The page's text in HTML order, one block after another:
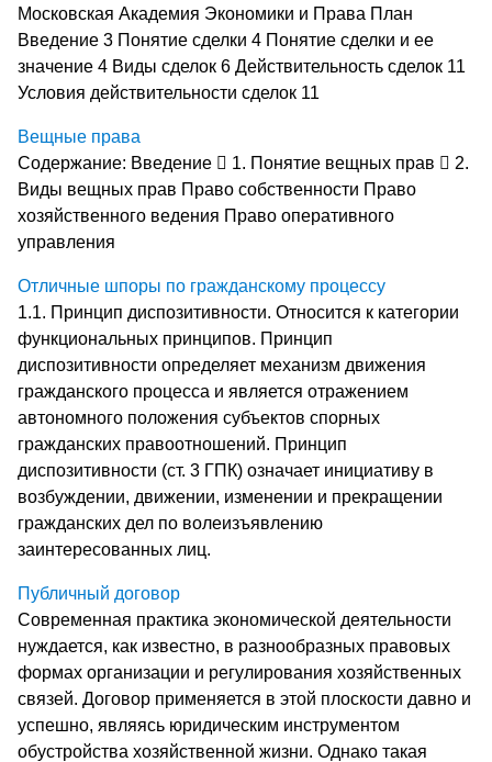
Московская Академия Экономики и Права План
Введение 3 Понятие сделки 4 Понятие сделки и ее
значение 4 Виды сделок 6 Действительность сделок 11
Условия действительности сделок 11
Вещные права
Содержание: Введение  1. Понятие вещных прав  2.
Виды вещных прав Право собственности Право
хозяйственного ведения Право оперативного
управления
Отличные шпоры по гражданскому процессу
1.1. Принцип диспозитивности. Относится к категории
функциональных принципов. Принцип
диспозитивности определяет механизм движения
гражданского процесса и является отражением
автономного положения субъектов спорных
гражданских правоотношений. Принцип
диспозитивности (ст. 3 ГПК) означает инициативу в
возбуждении, движении, изменении и прекращении
гражданских дел по волеизъявлению
заинтересованных лиц.
Публичный договор
Современная практика экономической деятельности
нуждается, как известно, в разнообразных правовых
формах организации и регулирования хозяйственных
связей. Договор применяется в этой плоскости давно и
успешно, являясь юридическим инструментом
обустройства хозяйственной жизни. Однако такая